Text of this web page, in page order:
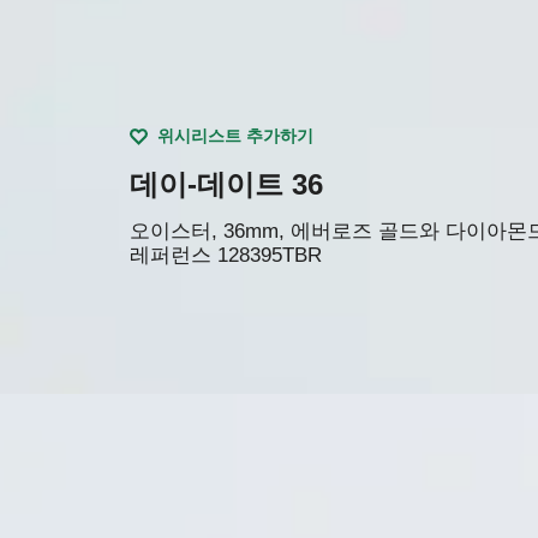
위시리스트 추가하기
데이-데이트 36
오이스터, 36mm, 에버로즈 골드와 다이아몬
레퍼런스 128395TBR